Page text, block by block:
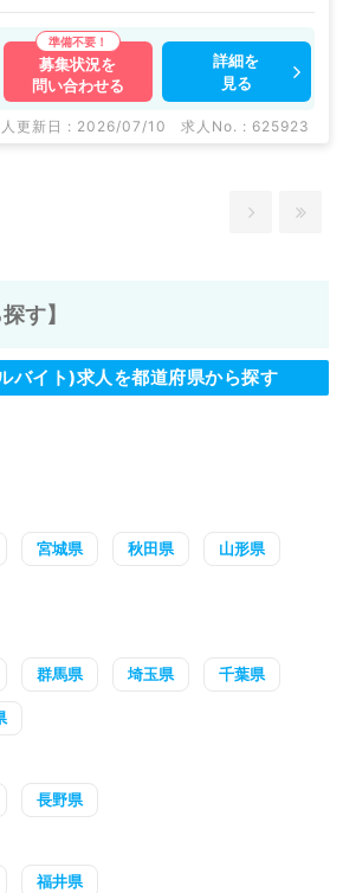
募集状況を
問い合わせる
詳細を
見る
更新日 : 2026/07/10 求人No. : 625923
す】
バイト)求人を都道府県から探す
宮城県 秋田県 山形県
群馬県 埼玉県 千葉県
長野県
福井県